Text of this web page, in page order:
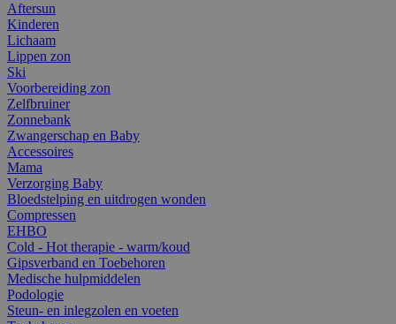
Aftersun
Kinderen
Lichaam
Lippen zon
Ski
Voorbereiding zon
Zelfbruiner
Zonnebank
Zwangerschap en Baby
Accessoires
Mama
Verzorging Baby
Bloedstelping en uitdrogen wonden
Compressen
EHBO
Cold - Hot therapie - warm/koud
Gipsverband en Toebehoren
Medische hulpmiddelen
Podologie
Steun- en inlegzolen en voeten